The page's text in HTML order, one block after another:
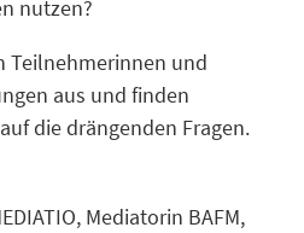
nutzen?
Teilnehmerinnen und
aus und finden
die drängenden Fragen.
Mediatorin BAFM,